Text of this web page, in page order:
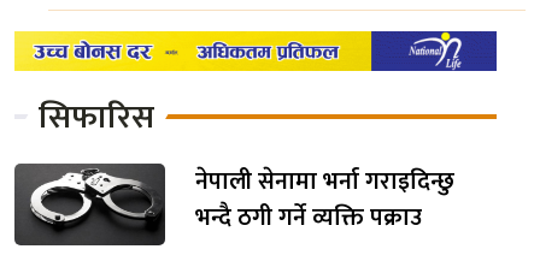
सिफारिस
नेपाली सेनामा भर्ना गराइदिन्छु
भन्दै ठगी गर्ने व्यक्ति पक्राउ